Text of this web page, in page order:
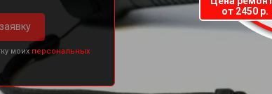
моих персональных
от 2450 р.